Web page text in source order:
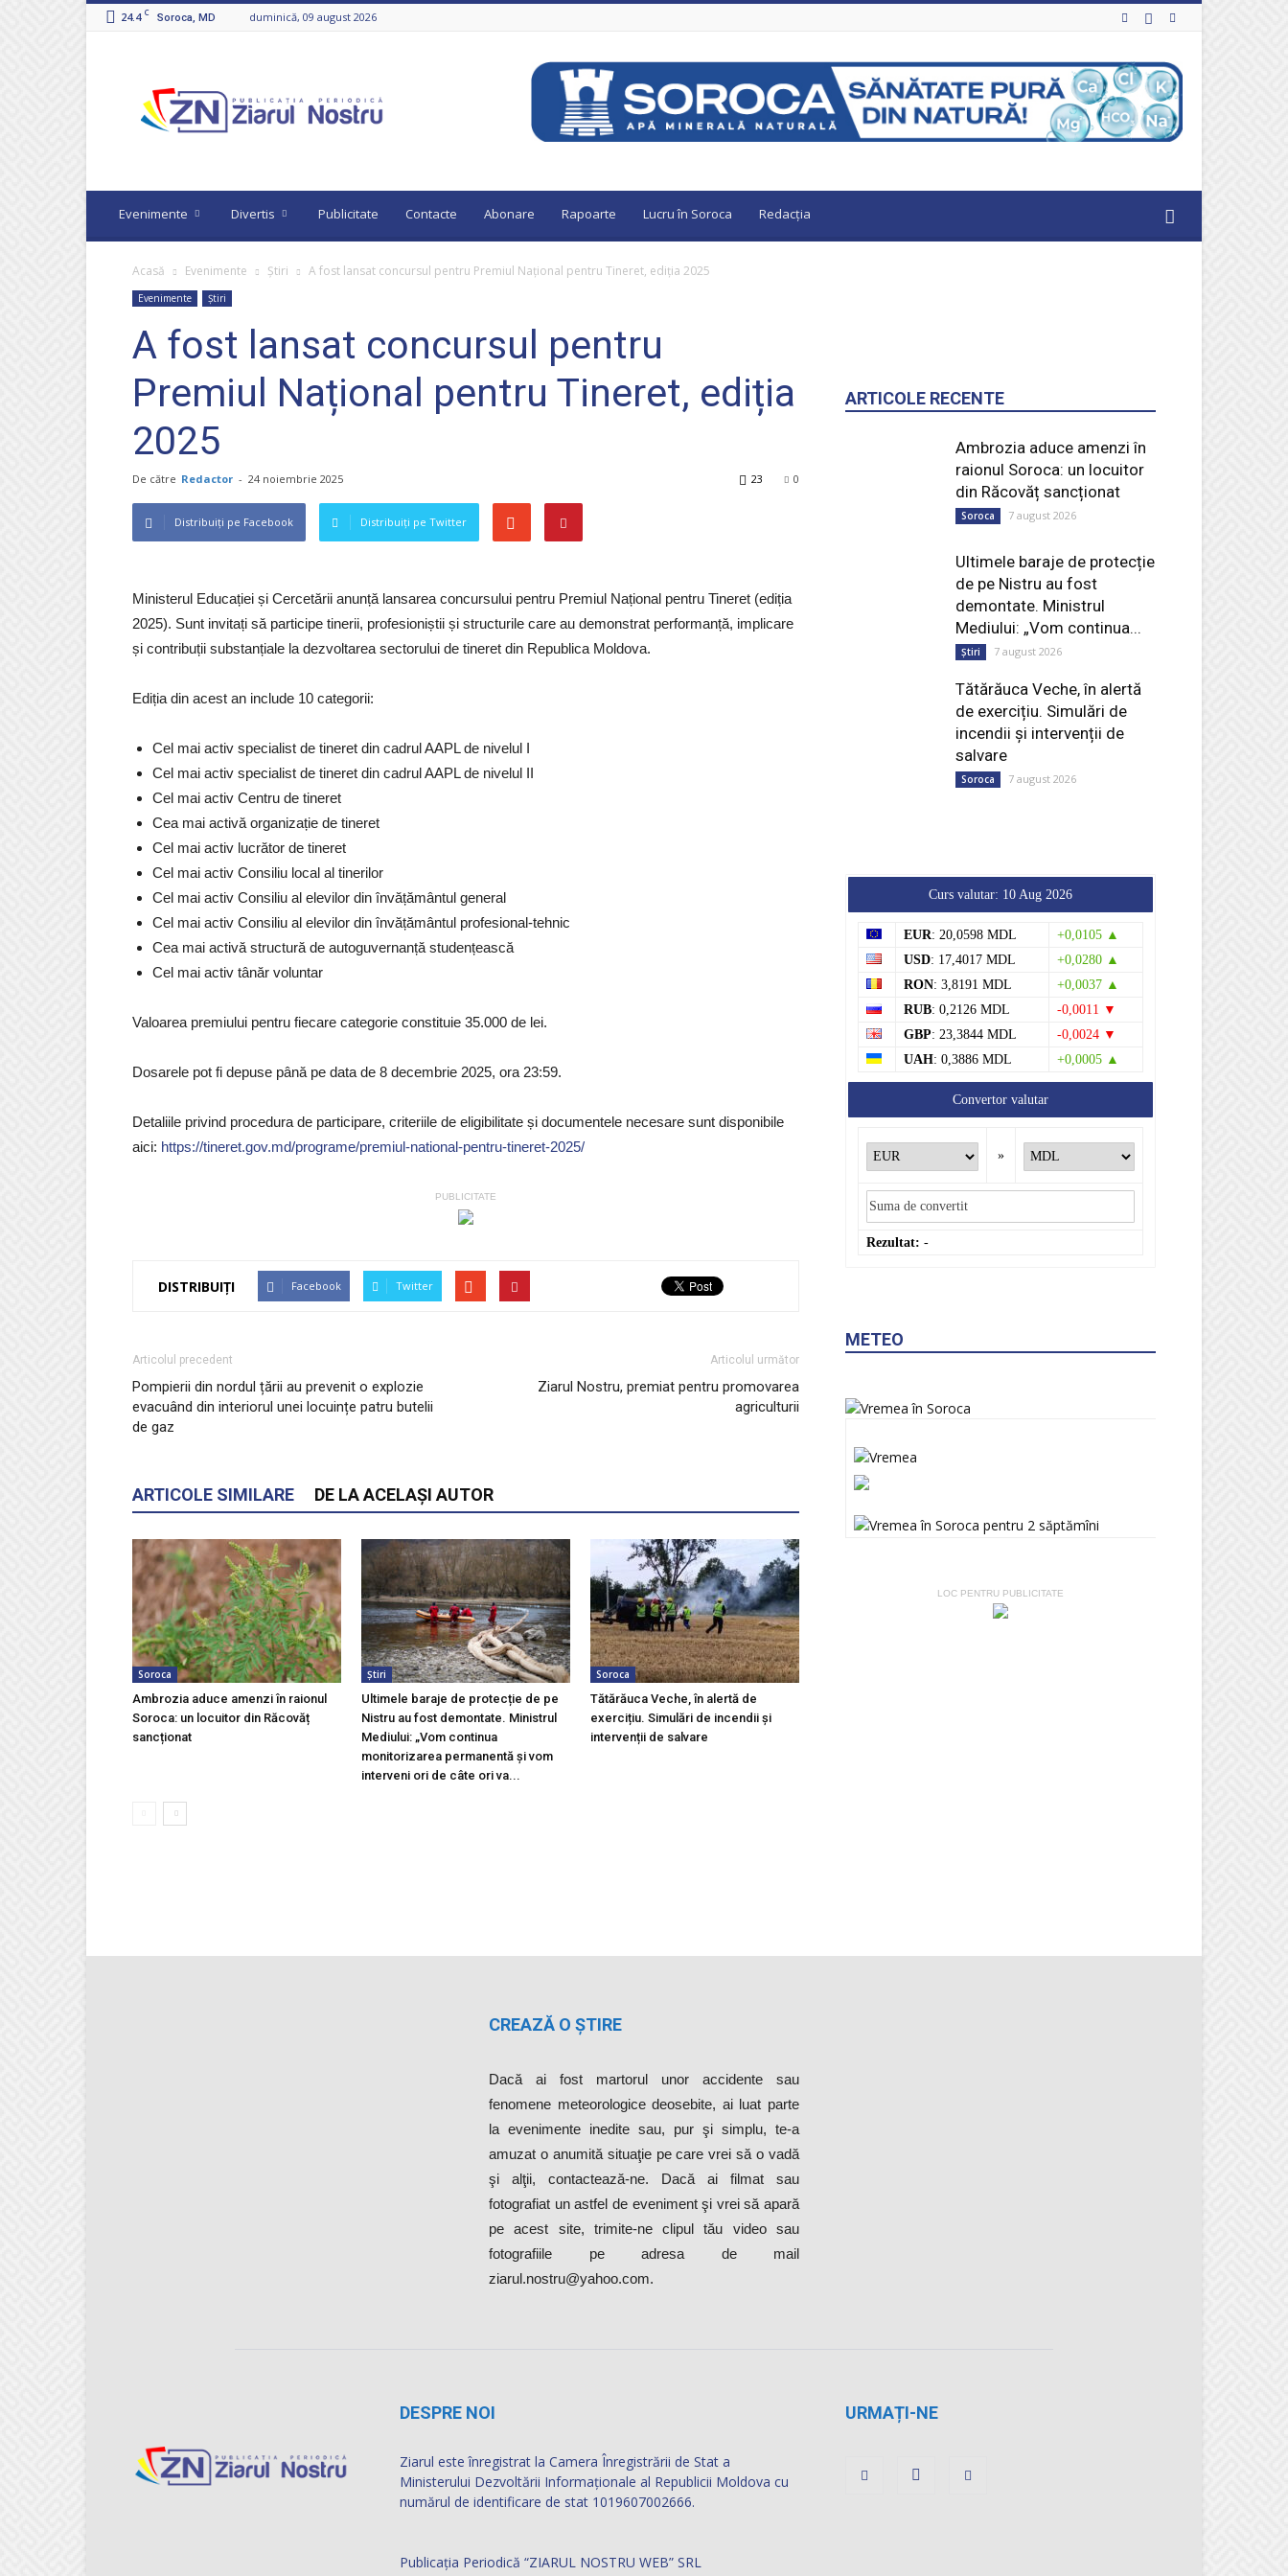
24.4 C Soroca, MD duminică, 09 august 2026
Nostru
Evenimente Divertis Publicitate Contacte Abonare Rapoarte Lucru în Soroca Redacția
Acasă Evenimente Știri A fost lansat concursul pentru Premiul Național pentru Tineret, ediția 2025
Evenimente Știri
A fost lansat concursul pentru
Premiul Național pentru Tineret, ediția
2025
De către Redactor - 24 noiembrie 2025 0
23
Distribuiți pe Facebook Distribuiți pe Twitter
Ministerul Educației și Cercetării anunță lansarea concursului pentru Premiul Național pentru Tineret (ediția
2025). Sunt invitați să participe tinerii, profesioniștii și structurile care au demonstrat performanță, implicare
și contribuții substanțiale la dezvoltarea sectorului de tineret din Republica Moldova.
Ediția din acest an include 10 categorii:
Cel mai activ specialist de tineret din cadrul AAPL de nivelul I
Cel mai activ specialist de tineret din cadrul AAPL de nivelul II
Cel mai activ Centru de tineret
Cea mai activă organizație de tineret
Cel mai activ lucrător de tineret
Cel mai activ Consiliu local al tinerilor
Cel mai activ Consiliu al elevilor din învățământul general
Cel mai activ Consiliu al elevilor din învățământul profesional-tehnic
Cea mai activă structură de autoguvernanță studențească
Cel mai activ tânăr voluntar
Valoarea premiului pentru fiecare categorie constituie 35.000 de lei.
Dosarele pot fi depuse până pe data de 8 decembrie 2025, ora 23:59.
Detaliile privind procedura de participare, criteriile de eligibilitate și documentele necesare sunt disponibile
aici: https://tineret.gov.md/programe/premiul-national-pentru-tineret-2025/
PUBLICITATE
DISTRIBUIȚI Facebook Twitter
Articolul precedent
Pompierii din nordul țării au prevenit o explozie
evacuând din interiorul unei locuințe patru butelii
de gaz
Articolul următor
Ziarul Nostru, premiat pentru promovarea
agriculturii
ARTICOLE SIMILARE DE LA ACELAȘI AUTOR
Soroca
Ambrozia aduce amenzi în raionul
Soroca: un locuitor din Răcovăț
sancționat
Știri
Ultimele baraje de protecție de pe
Nistru au fost demontate. Ministrul
Mediului: „Vom continua
monitorizarea permanentă și vom
interveni ori de câte ori va...
Soroca
Tătărăuca Veche, în alertă de
exercițiu. Simulări de incendii și
intervenții de salvare
ARTICOLE RECENTE
Ambrozia aduce amenzi în
raionul Soroca: un locuitor
din Răcovăț sancționat
Soroca 7 august 2026
Ultimele baraje de protecție
de pe Nistru au fost
demontate. Ministrul
Mediului: „Vom continua...
Știri 7 august 2026
Tătărăuca Veche, în alertă
de exercițiu. Simulări de
incendii și intervenții de
salvare
Soroca 7 august 2026
Curs valutar: 10 Aug 2026
EUR: 20,0598 MDL
+0,0105 ▲
USD: 17,4017 MDL
+0,0280 ▲
RON: 3,8191 MDL
+0,0037 ▲
RUB: 0,2126 MDL
-0,0011 ▼
GBP: 23,3844 MDL
-0,0024 ▼
UAH: 0,3886 MDL +0,0005 ▲
Convertor valutar
»
Rezultat: -
METEO
LOC PENTRU PUBLICITATE
CREAZĂ O ȘTIRE
Dacă ai fost martorul unor accidente sau
fenomene meteorologice deosebite, ai luat parte
la evenimente inedite sau, pur şi simplu, te-a
amuzat o anumită situaţie pe care vrei să o vadă
şi alţii, contactează-ne. Dacă ai filmat sau
fotografiat un astfel de eveniment şi vrei să apară
pe acest site, trimite-ne clipul tău video sau
fotografiile pe adresa de mail
ziarul.nostru@yahoo.com.
DESPRE NOI
Ziarul este înregistrat la Camera Înregistrării de Stat a
Ministerului Dezvoltării Informaţionale al Republicii Moldova cu
numărul de identificare de stat 1019607002666.
Publicația Periodică “ZIARUL NOSTRU WEB” SRL
URMAȚI-NE